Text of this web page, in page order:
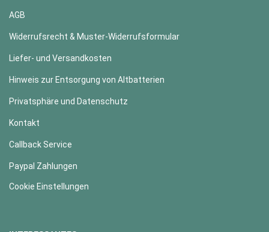
AGB
Widerrufsrecht & Muster-Widerrufsformular
Liefer- und Versandkosten
Hinweis zur Entsorgung von Altbatterien
Privatsphäre und Datenschutz
Kontakt
Callback Service
Paypal Zahlungen
Cookie Einstellungen